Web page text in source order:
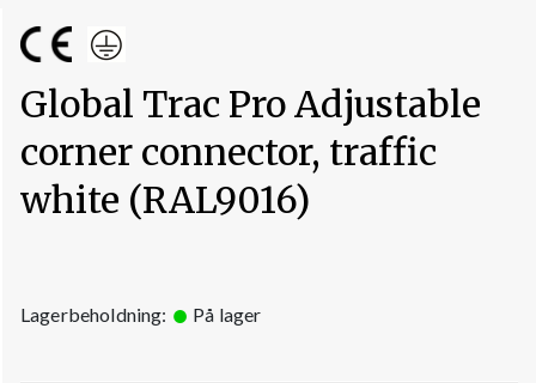
Global Trac Pro Adjustable
corner connector, traffic
white (RAL9016)
Lagerbeholdning: På lager